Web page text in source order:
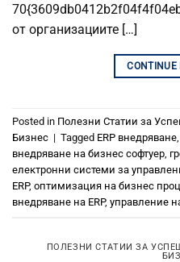
от организациите […]
CONTINUE
Posted in Полезни Статии за
Бизнес | Tagged ERP внедряване,
внедряване на бизнес софтуер,
електронни системи за
ERP, оптимизация на бизнес
внедряване на ERP, управление
ПОЛЕЗНИ СТАТИИ ЗА